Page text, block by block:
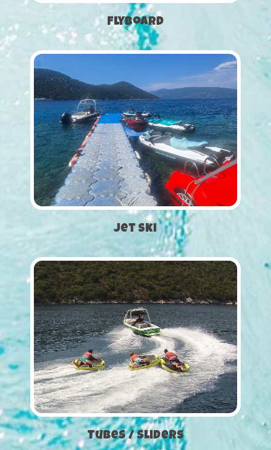
Flyboard
Jet Ski
Tubes / Sliders